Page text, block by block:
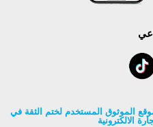
الموثوق المستخدم لختم الثقة في
الالكترونية